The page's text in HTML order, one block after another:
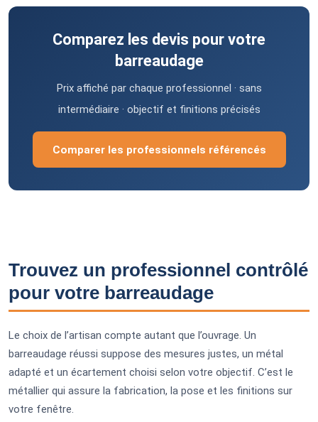
Comparez les devis pour votre
barreaudage
Prix affiché par chaque professionnel · sans
intermédiaire · objectif et finitions précisés
Comparer les professionnels référencés
Trouvez un professionnel contrôlé
pour votre barreaudage
Le choix de l’artisan compte autant que l’ouvrage. Un
barreaudage réussi suppose des mesures justes, un métal
adapté et un écartement choisi selon votre objectif. C’est le
métallier qui assure la fabrication, la pose et les finitions sur
votre fenêtre.